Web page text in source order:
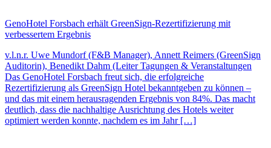
GenoHotel Forsbach erhält GreenSign-Rezertifizierung mit
verbessertem Ergebnis
v.l.n.r. Uwe Mundorf (F&B Manager), Annett Reimers (GreenSign
Auditorin), Benedikt Dahm (Leiter Tagungen & Veranstaltungen
Das GenoHotel Forsbach freut sich, die erfolgreiche
Rezertifizierung als GreenSign Hotel bekanntgeben zu können –
und das mit einem herausragenden Ergebnis von 84%. Das macht
deutlich, dass die nachhaltige Ausrichtung des Hotels weiter
optimiert werden konnte, nachdem es im Jahr […]